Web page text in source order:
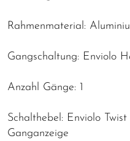
Rahmenmaterial:
Gangschaltung: Enviolo
Anzahl Gänge: 1
Schalthebel: Enviolo
Ganganzeige